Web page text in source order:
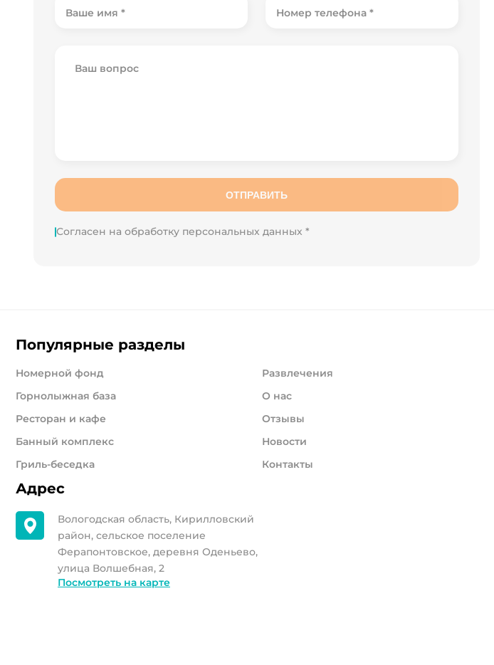
Ваше имя * Номер телефона *
Ваш вопрос
ОТПРАВИТЬ
Согласен на обработку персональных данных *
Популярные разделы
Номерной фонд
Горнолыжная база
Ресторан и кафе
Банный комплекс
Гриль-беседка
Развлечения
О нас
Отзывы
Новости
Контакты
Адрес
Вологодская область, Кирилловский
район, сельское поселение
Ферапонтовское, деревня Оденьево,
улица Волшебная, 2
Посмотреть на карте